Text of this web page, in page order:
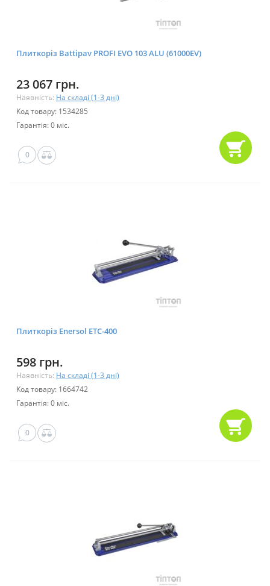
Плиткоріз Battipav PROFI EVO 103 ALU (61000EV)
23 067 грн.
Наявність: На складі (1-3 дні)
Код товару: 1534285
Гарантія: 0 міс.
0
Плиткоріз Enersol ETC-400
598 грн.
Наявність: На складі (1-3 дні)
Код товару: 1664742
Гарантія: 0 міс.
0